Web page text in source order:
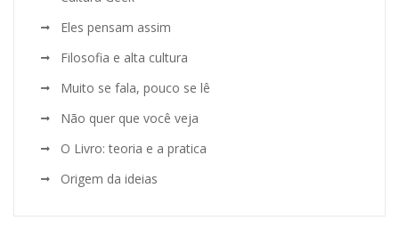
Eles pensam assim
Filosofia e alta cultura
Muito se fala, pouco se lê
Não quer que você veja
O Livro: teoria e a pratica
Origem da ideias